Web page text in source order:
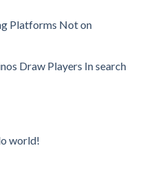
Platforms Not on
Draw Players In search
world!